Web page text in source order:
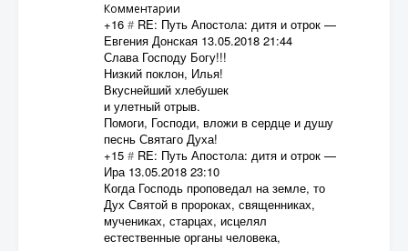
Комментарии
+16 # RE: Путь Апостола: дитя и отрок—
Евгения Донская 13.05.2018 21:44
Слава Господу Богу!!!
Низкий поклон, Илья!
Вкуснейший хлебушек
и улетный отрыв.
Помоги, Господи, вложи в сердце и душу
песнь Святаго Духа!
+15 # RE: Путь Апостола: дитя и отрок—
Ира 13.05.2018 23:10
Когда Господь проповедал на земле, то
Дух Святой в пророках, священниках,
мучениках, старцах, исцелял
естественные органы человека,